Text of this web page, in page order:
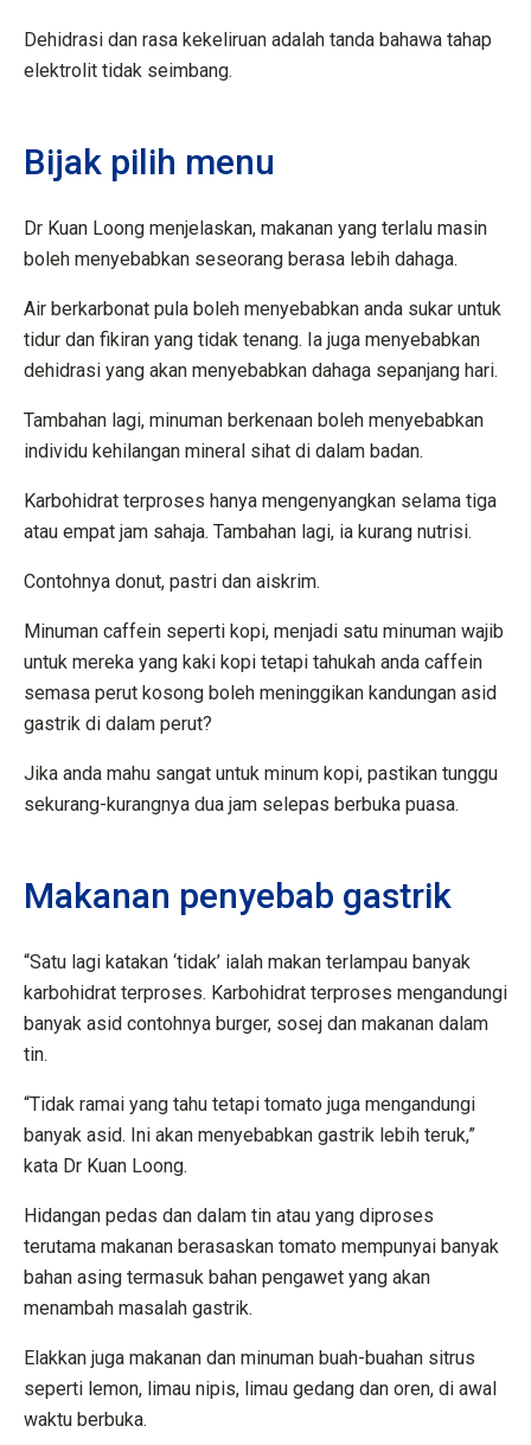
Dehidrasi dan rasa kekeliruan adalah tanda bahawa tahap
elektrolit tidak seimbang.
Bijak pilih menu
Dr Kuan Loong menjelaskan, makanan yang terlalu masin
boleh menyebabkan seseorang berasa lebih dahaga.
Air berkarbonat pula boleh menyebabkan anda sukar untuk
tidur dan fikiran yang tidak tenang. Ia juga menyebabkan
dehidrasi yang akan menyebabkan dahaga sepanjang hari.
Tambahan lagi, minuman berkenaan boleh menyebabkan
individu kehilangan mineral sihat di dalam badan.
Karbohidrat terproses hanya mengenyangkan selama tiga
atau empat jam sahaja. Tambahan lagi, ia kurang nutrisi.
Contohnya donut, pastri dan aiskrim.
Minuman caffein seperti kopi, menjadi satu minuman wajib
untuk mereka yang kaki kopi tetapi tahukah anda caffein
semasa perut kosong boleh meninggikan kandungan asid
gastrik di dalam perut?
Jika anda mahu sangat untuk minum kopi, pastikan tunggu
sekurang-kurangnya dua jam selepas berbuka puasa.
Makanan penyebab gastrik
“Satu lagi katakan ‘tidak’ ialah makan terlampau banyak
karbohidrat terproses. Karbohidrat terproses mengandungi
banyak asid contohnya burger, sosej dan makanan dalam
tin.
“Tidak ramai yang tahu tetapi tomato juga mengandungi
banyak asid. Ini akan menyebabkan gastrik lebih teruk,”
kata Dr Kuan Loong.
Hidangan pedas dan dalam tin atau yang diproses
terutama makanan berasaskan tomato mempunyai banyak
bahan asing termasuk bahan pengawet yang akan
menambah masalah gastrik.
Elakkan juga makanan dan minuman buah-buahan sitrus
seperti lemon, limau nipis, limau gedang dan oren, di awal
waktu berbuka.